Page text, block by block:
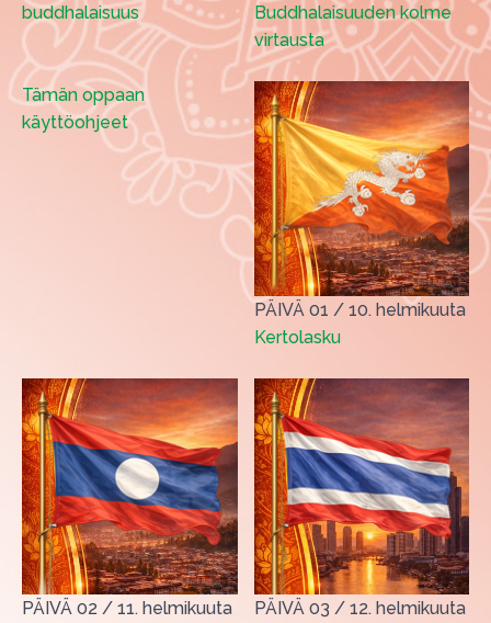
buddhalaisuus
Buddhalaisuuden kolme
virtausta
Tämän oppaan
käyttöohjeet
PÄIVÄ 01 / 10. helmikuuta
Kertolasku
PÄIVÄ 02 / 11. helmikuuta
PÄIVÄ 03 / 12. helmikuuta